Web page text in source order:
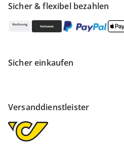
Sicher & flexibel bezahlen
Sicher einkaufen
Versanddienstleister